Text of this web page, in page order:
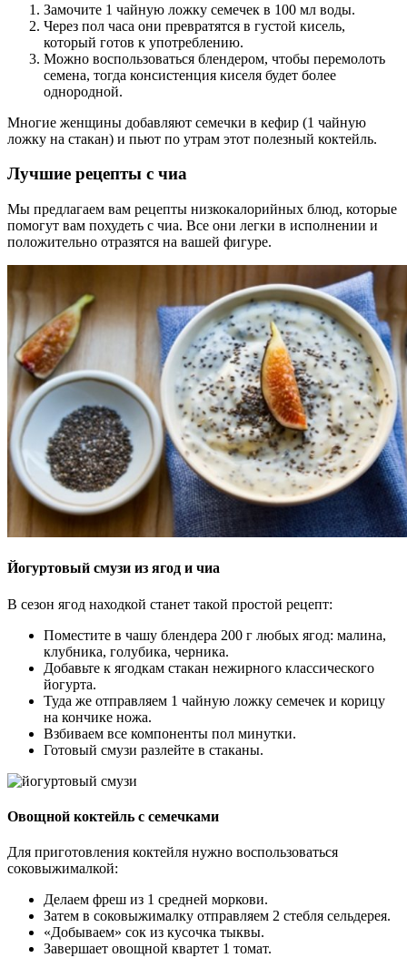
Замочите 1 чайную ложку семечек в 100 мл воды.
Через пол часа они превратятся в густой кисель,
который готов к употреблению.
Можно воспользоваться блендером, чтобы перемолоть
семена, тогда консистенция киселя будет более
однородной.
Многие женщины добавляют семечки в кефир (1 чайную
ложку на стакан) и пьют по утрам этот полезный коктейль.
Лучшие рецепты с чиа
Мы предлагаем вам рецепты низкокалорийных блюд, которые
помогут вам похудеть с чиа. Все они легки в исполнении и
положительно отразятся на вашей фигуре.
Йогуртовый смузи из ягод и чиа
В сезон ягод находкой станет такой простой рецепт:
Поместите в чашу блендера 200 г любых ягод: малина,
клубника, голубика, черника.
Добавьте к ягодкам стакан нежирного классического
йогурта.
Туда же отправляем 1 чайную ложку семечек и корицу
на кончике ножа.
Взбиваем все компоненты пол минутки.
Готовый смузи разлейте в стаканы.
Овощной коктейль с семечками
Для приготовления коктейля нужно воспользоваться
соковыжималкой:
Делаем фреш из 1 средней моркови.
Затем в соковыжималку отправляем 2 стебля сельдерея.
«Добываем» сок из кусочка тыквы.
Завершает овощной квартет 1 томат.